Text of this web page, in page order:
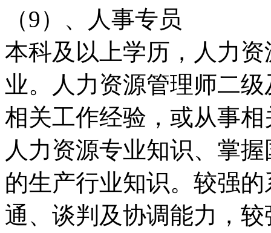
（9）、人事专员
本科及以上学历，人力
业。人力资源管理师二
相关工作经验，或从事
人力资源专业知识、掌
的生产行业知识。较强
通、谈判及协调能力，